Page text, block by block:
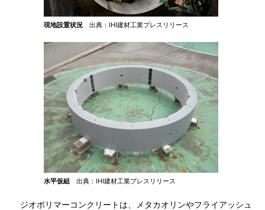
現地設置状況 出典：IHI建材工業プレスリリース
水平仮組 出典：IHI建材工業プレスリリース
ジオポリマーコンクリートは、メタカオリンやフライアッシュ